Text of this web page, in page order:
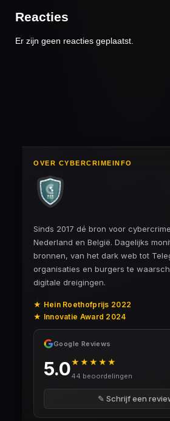
Reacties
Er zijn geen reacties geplaatst.
OVER CYBERCRIMEINFO
Sinds 2017 dé bron voor
Nederland en België. Dagelijks
bronnen, van het dark web tot
organisaties en burgers te
digitale dreigingen.
★ Hein Roethofprijs 2022
★ Innovatie Award 2024
Google Reviews
5.0★★★★★
44 beoordelingen
✎ Schrijf een